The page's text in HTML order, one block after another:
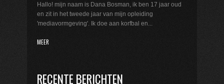
Hallo! mijn naam is Dana Bosman, ik ben 17 jaar oud
en zit in het tweede jaar van mijn opleiding
'mediavormgeving'. Ik doe aan korfbal en...
MEER
RECENTE BERICHTEN